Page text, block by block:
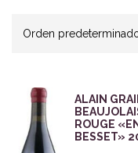
BodegasALAIN
ROUGE «EN
BESSET»